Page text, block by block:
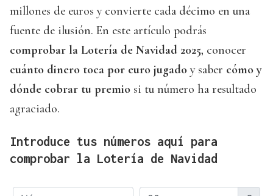
millones de euros y convierte cada décimo en una
fuente de ilusión. En este artículo podrás
comprobar la Lotería de Navidad 2025, conocer
cuánto dinero toca por euro jugado y saber cómo y
dónde cobrar tu premio si tu número ha resultado
agraciado.
Introduce tus números aquí para
comprobar la Lotería de Navidad